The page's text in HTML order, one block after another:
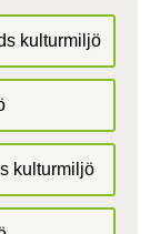
kulturmiljö
kulturmiljö